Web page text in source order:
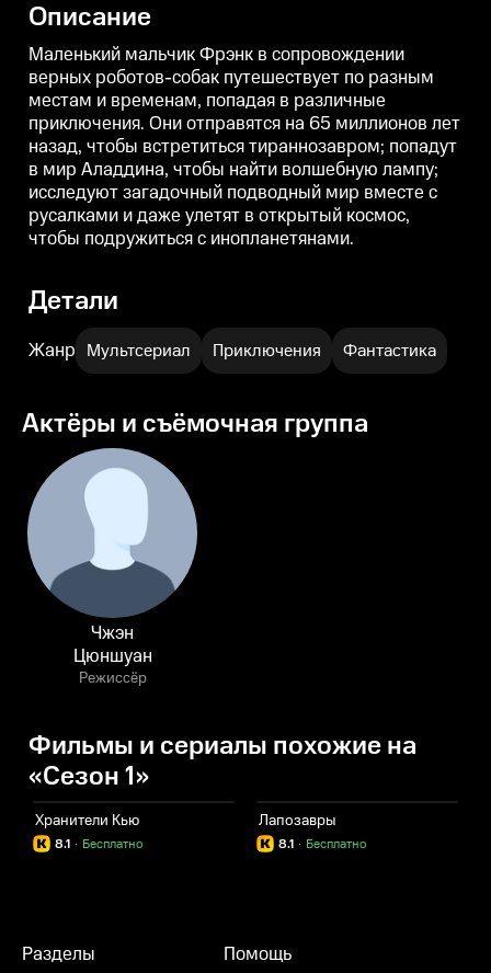
тираннозавром; попадут в мир
Аладдина, чтобы найти
волшебную лампу; исследуют
загадочный подводный мир
вместе с русалками и даже
улетят в открытый космос,
чтобы подружиться с
инопланетянами.
волшебную лампу; исследуют
загадочный подводный мир
вместе с русалками и даже
улетят в открытый космос,
чтобы подружиться с
инопланетянами.
Описание
Маленький мальчик Фрэнк в сопровождении
верных роботов-собак путешествует по разным
местам и временам, попадая в различные
приключения. Они отправятся на 65 миллионов лет
назад, чтобы встретиться тираннозавром; попадут
в мир Аладдина, чтобы найти волшебную лампу;
исследуют загадочный подводный мир вместе с
русалками и даже улетят в открытый космос,
чтобы подружиться с инопланетянами.
Детали
Жанр Мультсериал Приключения Фантастика
Актёры и съёмочная группа
Чжэн
Цюншуан
Режиссёр
Фильмы и сериалы похожие на
«Сезон 1»
Хранители Кью
8.1 Бесплатно
·
Лапозавры
8.1 Бесплатно
·
Разделы Помощь